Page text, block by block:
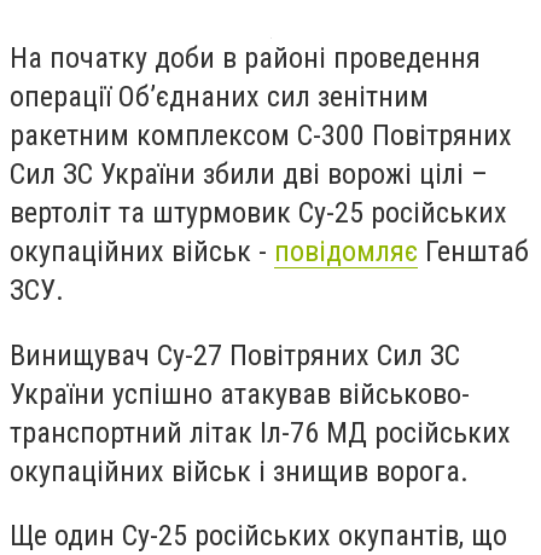
На початку доби в районі проведення
операції Об’єднаних сил зенітним
ракетним комплексом С-300 Повітряних
Сил ЗС України збили дві ворожі цілі –
вертоліт та штурмовик Су-25 російських
окупаційних військ - повідомляє Генштаб
ЗСУ.
Винищувач Су-27 Повітряних Сил ЗС
України успішно атакував військово-
транспортний літак Іл-76 МД російських
окупаційних військ і знищив ворога.
Ще один Су-25 російських окупантів, що